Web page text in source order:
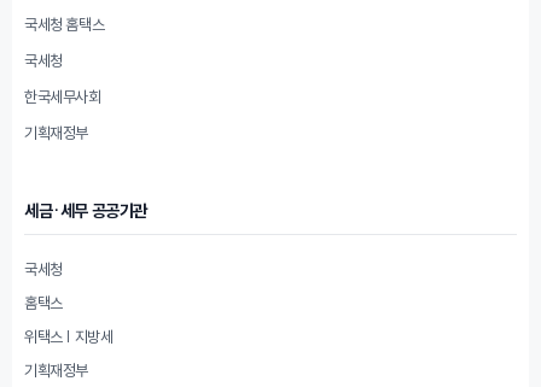
국세청 홈택스
국세청
한국세무사회
기획재정부
세금·세무 공공기관
국세청
홈택스
위택스 | 지방세
기획재정부